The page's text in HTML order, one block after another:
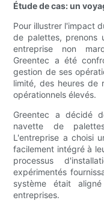
Étude de cas: un
Pour illustrer l'impact
de palettes, prenons
entreprise non
Greentec a été
gestion de ses
limité, des heures de
opérationnels élevés.
Greentec a décidé
navette de
L'entreprise a choisi
facilement intégré à
processus
expérimentés
système était
entreprises.